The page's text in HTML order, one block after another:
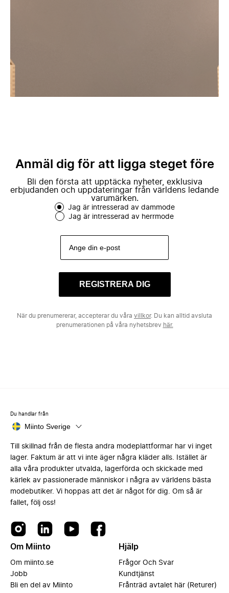
Anmäl dig för att ligga steget före
Bli den första att upptäcka nyheter, exklusiva
erbjudanden och uppdateringar från världens ledande
varumärken.
Jag är intresserad av dammode
Jag är intresserad av herrmode
REGISTRERA DIG
När du prenumererar, accepterar du våra villkor. Du kan alltid avsluta
prenumerationen på våra nyhetsbrev här.
Du handlar från
Miinto Sverige
Till skillnad från de flesta andra modeplattformar har vi inget
lager. Faktum är att vi inte äger några kläder alls. Istället är
alla våra produkter utvalda, lagerförda och skickade med
kärlek av passionerade människor i några av världens bästa
modebutiker. Vi hoppas att det är något för dig. Om så är
fallet, följ oss!
Om Miinto
Om miinto.se
Jobb
Bli en del av Miinto
Hjälp
Frågor Och Svar
Kundtjänst
Frånträd avtalet här (Returer)